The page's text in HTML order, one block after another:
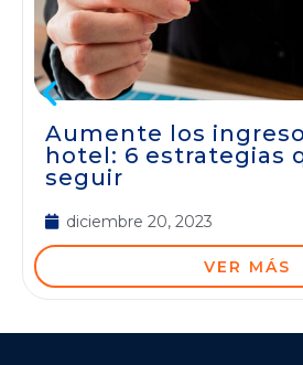
Aumente los
hotel: 6 estrategias
seguir
diciembre 20, 2023
VER MÁS